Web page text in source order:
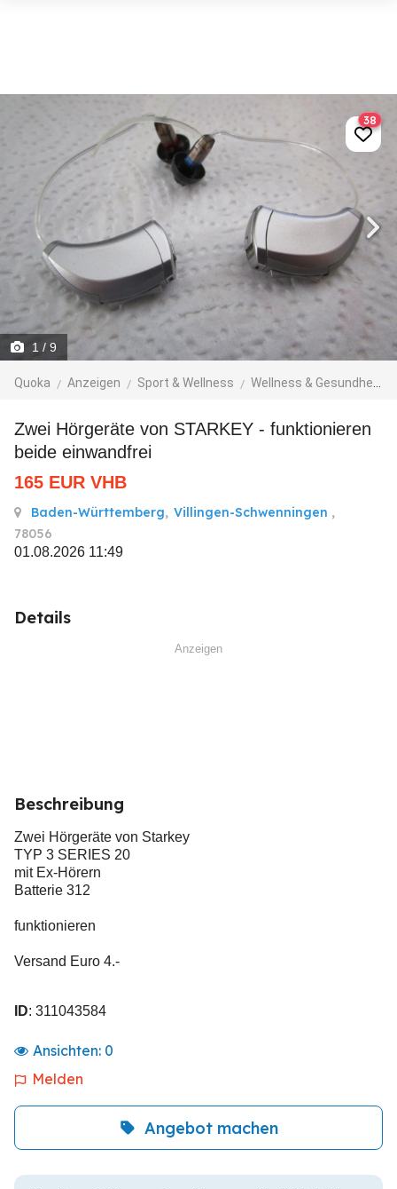
1 / 9
Quoka Anzeigen Sport & Wellness Wellness & Gesundheit
38
Zwei Hörgeräte von STARKEY - funktionieren
beide einwandfrei
165 EUR VHB
Baden-Württemberg, Villingen-Schwenningen ,
78056
01.08.2026 11:49
Details
Anzeigen
Beschreibung
Zwei Hörgeräte von Starkey
TYP 3 SERIES 20
mit Ex-Hörern
Batterie 312
funktionieren
Versand Euro 4.-
ID: 311043584
Ansichten: 0
Melden
Angebot machen